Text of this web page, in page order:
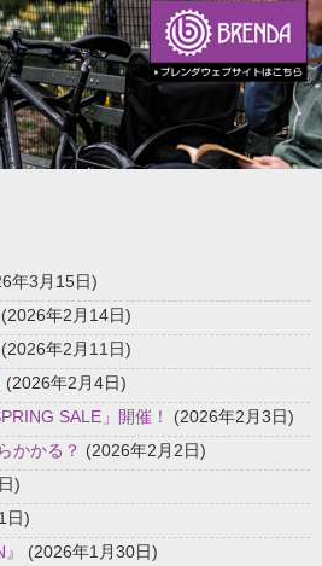
年3月15日)
(2026年2月14日)
(2026年2月11日)
(2026年2月4日)
SALE」開催！
(2026年2月3日)
かかる？ (2026年2月2日)
)
日)
(2026年1月30日)